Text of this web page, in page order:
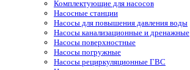
Комплектующие для насосов
Насосные станции
Насосы для повышения давления воды
Насосы канализационные и дренажные
Насосы поверхностные
Насосы погружные
Насосы рециркуляционные ГВС